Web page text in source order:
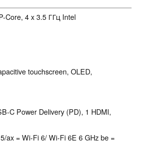
Core, 4 x 3.5 ГГц Intel
touchscreen, OLED,
C Power Delivery (PD), 1 HDMI,
ax = Wi-Fi 6/ Wi-Fi 6E 6 GHz be =